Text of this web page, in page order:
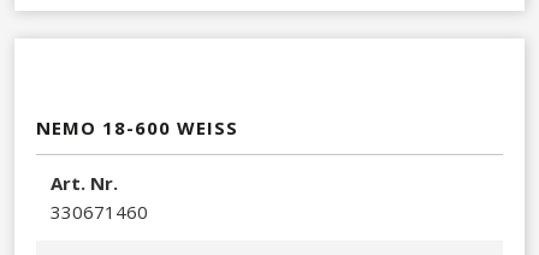
NEMO 18-600 WEISS
Art. Nr.
330671460